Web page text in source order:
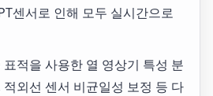
센서로 인해 모두 실시간으로
표적을 사용한 열 영상기 특성 분
외선 센서 비균일성 보정 등 다